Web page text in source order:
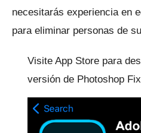
necesitarás experiencia en
para eliminar personas de
Visite App Store para
versión de Photoshop